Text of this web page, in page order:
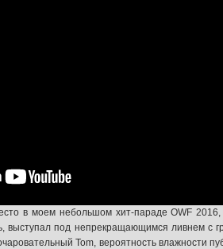
в моем небольшом хит-параде OWF
выступал под непрекращающимся ливнем с
Tom, вероятность влажности